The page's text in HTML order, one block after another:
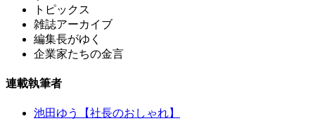
トピックス
雑誌アーカイブ
編集長がゆく
企業家たちの金言
連載執筆者
池田ゆう【社長のおしゃれ】